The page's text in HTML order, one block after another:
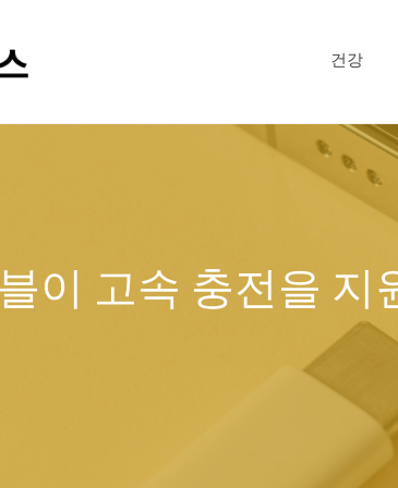
건강
블이 고속 충전을